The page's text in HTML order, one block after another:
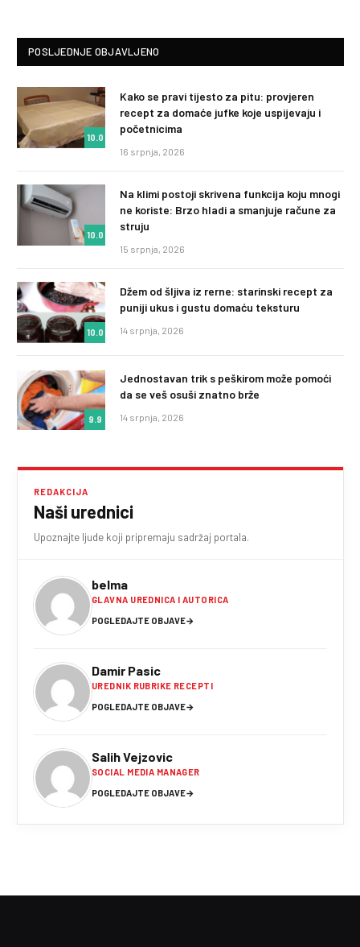
POSLJEDNJE OBJAVLJENO
10.0
Kako se pravi tijesto za pitu: provjeren
recept za domaće jufke koje uspijevaju i
početnicima
16 srpnja, 2026
10.0
Na klimi postoji skrivena funkcija koju mnogi
ne koriste: Brzo hladi a smanjuje račune za
struju
15 srpnja, 2026
10.0
Džem od šljiva iz rerne: starinski recept za
puniji ukus i gustu domaću teksturu
14 srpnja, 2026
9.9
Jednostavan trik s peškirom može pomoći
da se veš osuši znatno brže
14 srpnja, 2026
REDAKCIJA
Naši urednici
Upoznajte ljude koji pripremaju sadržaj portala.
belma
GLAVNA UREDNICA I AUTORICA
POGLEDAJTE OBJAVE→
Damir Pasic
UREDNIK RUBRIKE RECEPTI
POGLEDAJTE OBJAVE→
Salih Vejzovic
SOCIAL MEDIA MANAGER
POGLEDAJTE OBJAVE→